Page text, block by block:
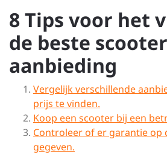
8 Tips voor het
de beste scooter
aanbieding
Vergelijk verschillende
prijs te vinden.
Koop een scooter bij een
Controleer of er garantie op
gegeven.